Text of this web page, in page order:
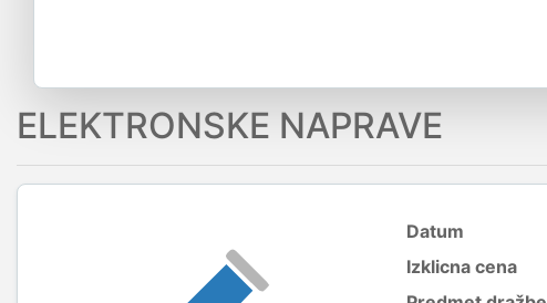
ELEKTRONSKE NAPRAVE
Datum
Izklicna cena